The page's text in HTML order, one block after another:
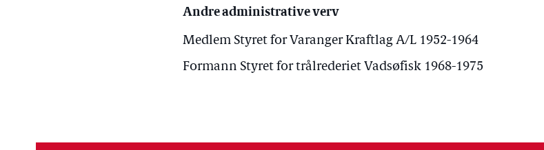
Andre administrative verv
Medlem Styret for Varanger Kraftlag A/L 1952-1964
Formann Styret for trålrederiet Vadsøfisk 1968-1975